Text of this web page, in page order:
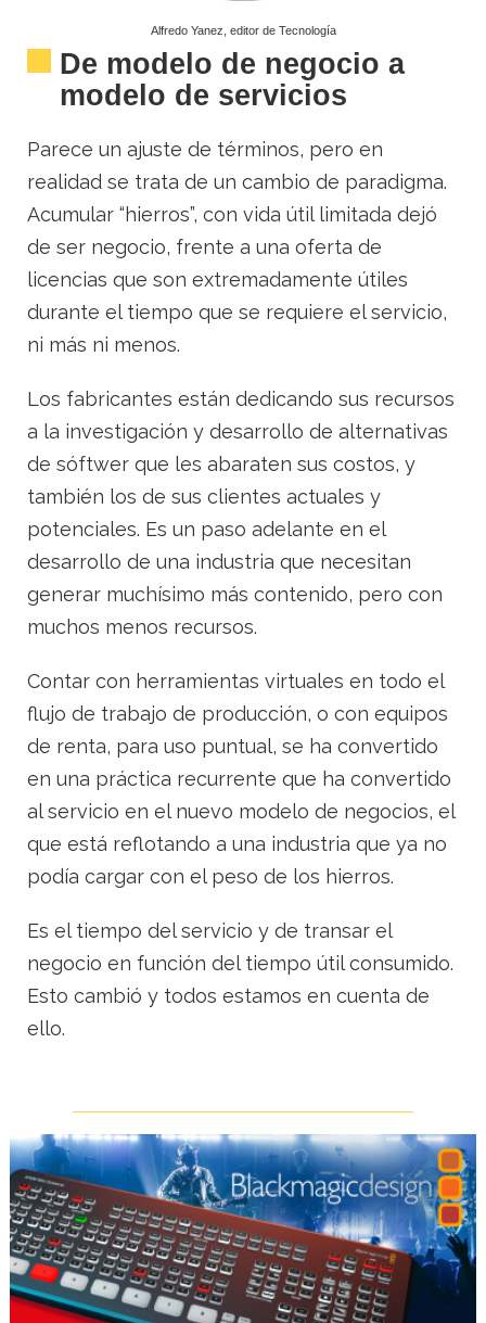
Alfredo Yanez, editor de Tecnología
De modelo de negocio a
modelo de servicios
Parece un ajuste de términos, pero en
realidad se trata de un cambio de paradigma.
Acumular “hierros”, con vida útil limitada dejó
de ser negocio, frente a una oferta de
licencias que son extremadamente útiles
durante el tiempo que se requiere el servicio,
ni más ni menos.
Los fabricantes están dedicando sus recursos
a la investigación y desarrollo de alternativas
de sóftwer que les abaraten sus costos, y
también los de sus clientes actuales y
potenciales. Es un paso adelante en el
desarrollo de una industria que necesitan
generar muchísimo más contenido, pero con
muchos menos recursos.
Contar con herramientas virtuales en todo el
flujo de trabajo de producción, o con equipos
de renta, para uso puntual, se ha convertido
en una práctica recurrente que ha convertido
al servicio en el nuevo modelo de negocios, el
que está reflotando a una industria que ya no
podía cargar con el peso de los hierros.
Es el tiempo del servicio y de transar el
negocio en función del tiempo útil consumido.
Esto cambió y todos estamos en cuenta de
ello.